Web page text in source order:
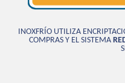
INOXFRÍO UTILIZA
COMPRAS Y EL SISTEMA